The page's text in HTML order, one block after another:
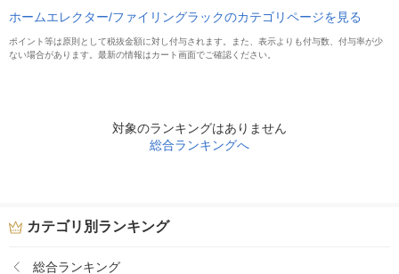
ホームエレクター/ファイリングラックのカテゴリページを見る
ポイント等は原則として税抜金額に対し付与されます。また、表示よりも付与数、付与率が少
ない場合があります。最新の情報はカート画面でご確認ください。
対象のランキングはありません
総合ランキングへ
カテゴリ別ランキング
総合ランキング